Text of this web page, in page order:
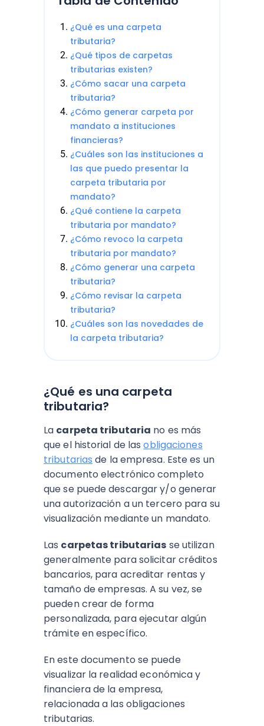
¿Qué es una carpeta
tributaria?
¿Qué tipos de carpetas
tributarias existen?
¿Cómo sacar una carpeta
tributaria?
¿Cómo generar carpeta por
mandato a instituciones
financieras?
¿Cuáles son las instituciones a
las que puedo presentar la
carpeta tributaria por
mandato?
¿Qué contiene la carpeta
tributaria por mandato?
¿Cómo revoco la carpeta
tributaria por mandato?
¿Cómo generar una carpeta
tributaria?
¿Cómo revisar la carpeta
tributaria?
¿Cuáles son las novedades de
la carpeta tributaria?
¿Qué es una carpeta
tributaria?
La carpeta tributaria no es más
que el historial de lasobligaciones
tributarias de la empresa. Este es un
documento electrónico completo
que se puede descargar y/o generar
una autorización a un tercero para su
visualización mediante un mandato.
Las carpetas tributarias se utilizan
generalmente para solicitar créditos
bancarios, para acreditar rentas y
tamaño de empresas. A su vez, se
pueden crear de forma
personalizada, para ejecutar algún
trámite en específico.
En este documento se puede
visualizar la realidad económica y
financiera de la empresa,
relacionada a las obligaciones
tributarias.